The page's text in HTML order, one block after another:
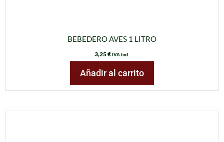
BEBEDERO AVES 1 LITRO
3,25€IVA incl.
Añadir al carrito